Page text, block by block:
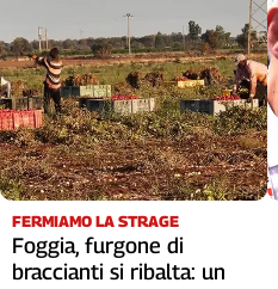
Emilia-
Romagna
Friuli
Venezia
Giulia
Lazio
Lombardia
Marche
FERMIAMO LA STRAGE
Foggia, furgone di
braccianti si ribalta: un